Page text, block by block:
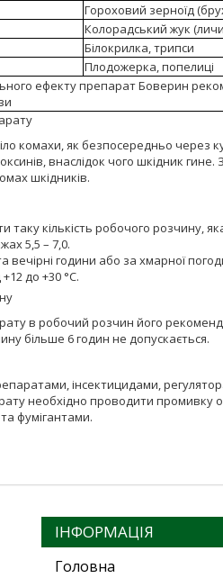
Гороховий зерноїд
Колорадський жук
Білокрилка, трипси
Плодожерка, попелиці
ефекту препарат Боверин
комахи, як безпосередньо через
внаслідок чого шкідник
шкідників.
таку кількість робочого розчину,
5,5 – 7,0.
вечірні години або за хмарної
до +30 °С.
в робочий розчин його
більше 6 годин не допускається.
інсектицидами,
необхідно проводити промивку
фумігантами.
ІНФОРМАЦІЯ
Головна